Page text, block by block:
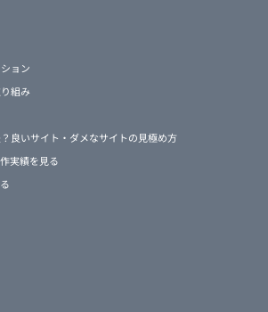
ョン
組み
良いサイト・ダメなサイトの見極め方
実績を見る